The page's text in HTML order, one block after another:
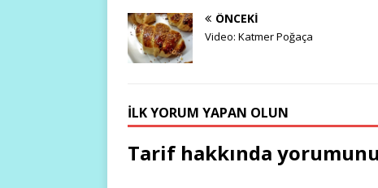
ÖNCEKI
Video: Katmer Poğaça
İLK YORUM YAPAN OLUN
Tarif hakkında